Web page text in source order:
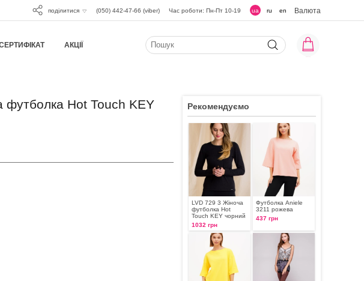
поділитися (050) 442-47-66 (viber) Час роботи: Пн-Пт 10-19 ua ru en Валюта
АКЦІЇ
футболка Hot Touch KEY
Рекомендуємо
LVD 729 3 Жіноча
футболка Hot
Touch KEY чорний
1032 грн
Футболка Aniele
3211 рожева
437 грн